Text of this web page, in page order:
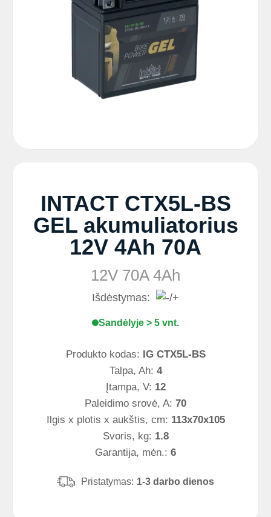
INTACT CTX5L-BS
GEL akumuliatorius
12V 4Ah 70A
12V 70A 4Ah
Išdėstymas:
Sandėlyje > 5 vnt.
Produkto kodas: IG CTX5L-BS
Talpa, Ah: 4
Įtampa, V: 12
Paleidimo srovė, A: 70
Ilgis x plotis x aukštis, cm: 113x70x105
Svoris, kg: 1.8
Garantija, mėn.: 6
Pristatymas: 1-3 darbo dienos